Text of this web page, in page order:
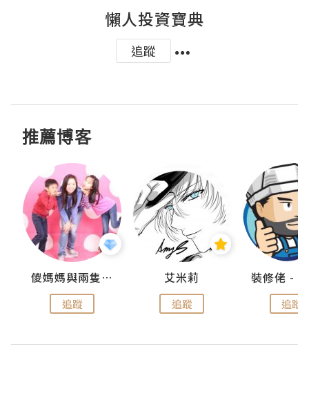
懶人投資寶典
追蹤
推薦博客
儍媽媽與兩隻小魔怪之家
追蹤
艾米莉
追蹤 追蹤